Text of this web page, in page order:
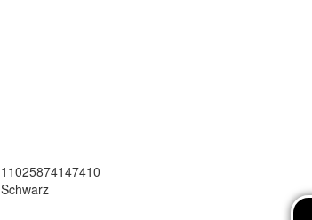
11025874147410
Schwarz